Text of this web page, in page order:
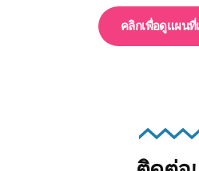
คลิกเพื่อดูแผน